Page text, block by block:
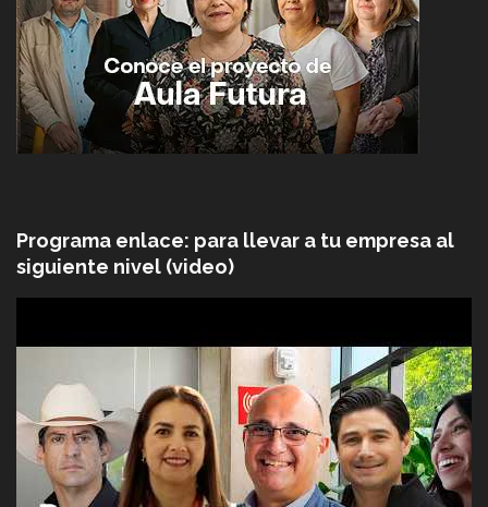
Programa enlace: para llevar a tu empresa al
siguiente nivel (video)